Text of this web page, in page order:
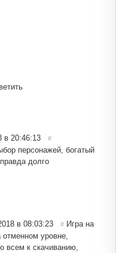
в 20:46:13 #
персонажей, богатый
долго
в 08:03:23 # Игра на
уровне,
всем к скачиванию,